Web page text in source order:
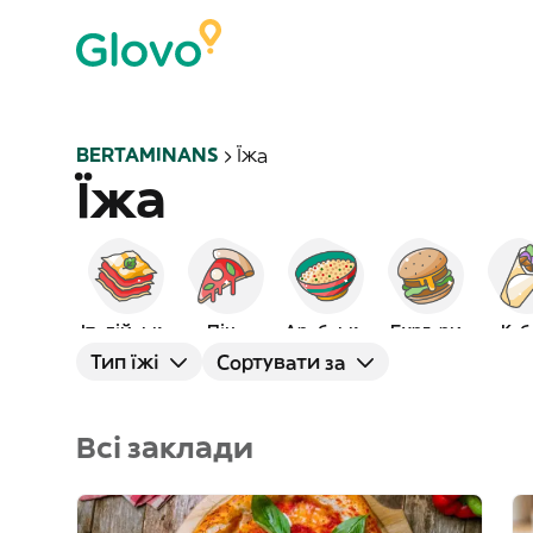
BERTAMINANS Їжа
Їжа
Італійська Піца Арабська Бургери
Тип їжі Сортувати за
Всі заклади